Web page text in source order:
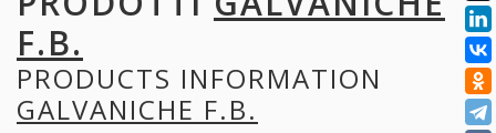
F.B.
PRODUCTS INFORMATION
GALVANICHE F.B.